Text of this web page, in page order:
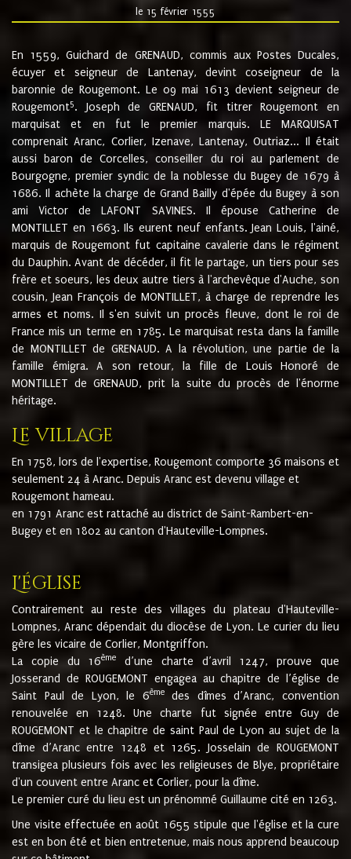
le 15 février 1555
En 1559, Guichard de GRENAUD, commis aux Postes Ducales,
écuyer et seigneur de Lantenay, devint coseigneur de la
baronnie de Rougemont. Le 09 mai 1613 devient seigneur de
Rougemont5. Joseph de GRENAUD, fit titrer Rougemont en
marquisat et en fut le premier marquis. LE MARQUISAT
comprenait Aranc, Corlier, Izenave, Lantenay, Outriaz... Il était
aussi baron de Corcelles, conseiller du roi au parlement de
Bourgogne, premier syndic de la noblesse du Bugey de 1679 à
1686. Il achète la charge de Grand Bailly d'épée du Bugey à son
ami Victor de LAFONT SAVINES. Il épouse Catherine de
MONTILLET en 1663. Ils eurent neuf enfants. Jean Louis, l'ainé,
marquis de Rougemont fut capitaine cavalerie dans le régiment
du Dauphin. Avant de décéder, il fit le partage, un tiers pour ses
frère et soeurs, les deux autre tiers à l'archevêque d'Auche, son
cousin, Jean François de MONTILLET, à charge de reprendre les
armes et noms. Il s'en suivit un procès fleuve, dont le roi de
France mis un terme en 1785. Le marquisat resta dans la famille
de MONTILLET de GRENAUD. A la révolution, une partie de la
famille émigra. A son retour, la fille de Louis Honoré de
MONTILLET de GRENAUD, prit la suite du procès de l'énorme
héritage.
Le village
En 1758, lors de l'expertise, Rougemont comporte 36 maisons et
seulement 24 à Aranc. Depuis Aranc est devenu village et
Rougemont hameau.
en 1791 Aranc est rattaché au district de Saint-Rambert-en-
Bugey et en 1802 au canton d'Hauteville-Lompnes.
L'église
Contrairement au reste des villages du plateau d'Hauteville-
Lompnes, Aranc dépendait du diocèse de Lyon. Le curier du lieu
gère les vicaire de Corlier, Montgriffon.
La copie du 16ème
d’une charte d’avril 1247, prouve que
Josserand de ROUGEMONT engagea au chapitre de l’église de
Saint Paul de Lyon, le 6èmedes dîmes d’Aranc, convention
renouvelée en 1248. Une charte fut signée entre Guy de
ROUGEMONT et le chapitre de saint Paul de Lyon au sujet de la
dîme d’Aranc entre 1248 et 1265. Josselain de ROUGEMONT
transigea plusieurs fois avec les religieuses de Blye, propriétaire
d'un couvent entre Aranc et Corlier, pour la dîme.
Le premier curé du lieu est un prénommé Guillaume cité en 1263.
Une visite effectuée en août 1655 stipule que l'église et la cure
est en bon été et bien entretenue, mais nous apprend beaucoup